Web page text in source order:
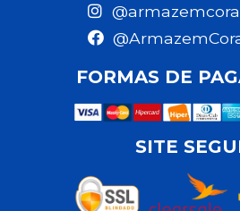
FORMAS DE
SITE